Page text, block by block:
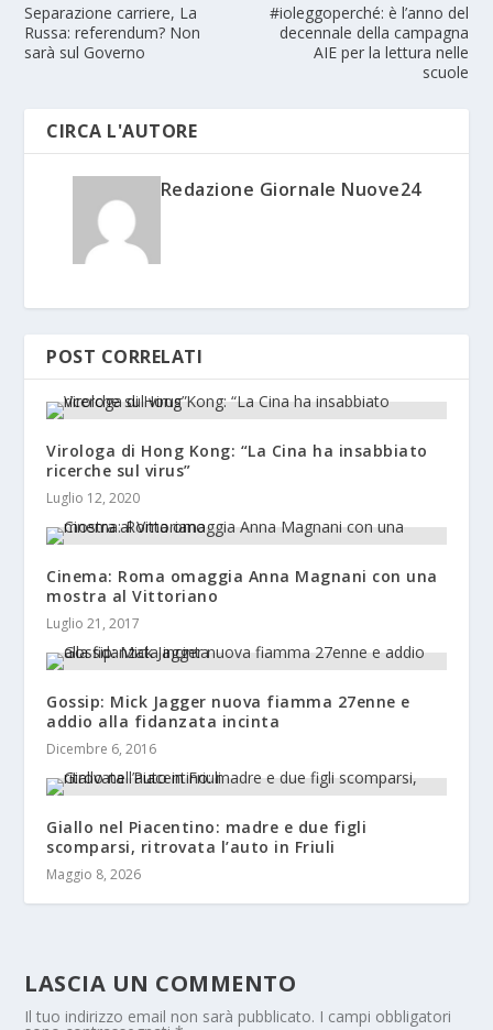
Separazione carriere, La
Russa: referendum? Non
sarà sul Governo
#ioleggoperché: è l’anno del
decennale della campagna
AIE per la lettura nelle
scuole
CIRCA L'AUTORE
Redazione Giornale Nuove24
POST CORRELATI
Virologa di Hong Kong: “La Cina ha insabbiato
ricerche sul virus”
Luglio 12, 2020
Cinema: Roma omaggia Anna Magnani con una
mostra al Vittoriano
Luglio 21, 2017
Gossip: Mick Jagger nuova fiamma 27enne e
addio alla fidanzata incinta
Dicembre 6, 2016
Giallo nel Piacentino: madre e due figli
scomparsi, ritrovata l’auto in Friuli
Maggio 8, 2026
LASCIA UN COMMENTO
Il tuo indirizzo email non sarà pubblicato. I campi obbligatori